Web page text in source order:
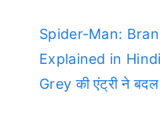
Spider-Man:
Explained in
Grey की एंट्री ने